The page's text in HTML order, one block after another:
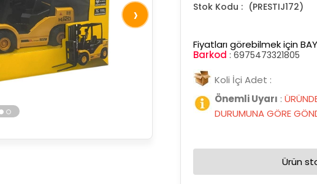
› (PRESTIJ172)
Fiyatları görebilmek için
Barkod : 6975473321805
Koli İçi Adet :
Önemli Uyarı :
DURUMUNA GÖRE
Ürün